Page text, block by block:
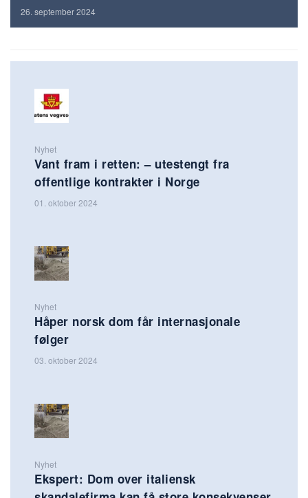
26. september 2024
Nyhet
Vant fram i retten: – utestengt fra
offentlige kontrakter i Norge
01. oktober 2024
Nyhet
Håper norsk dom får internasjonale
følger
03. oktober 2024
Nyhet
Ekspert: Dom over italiensk